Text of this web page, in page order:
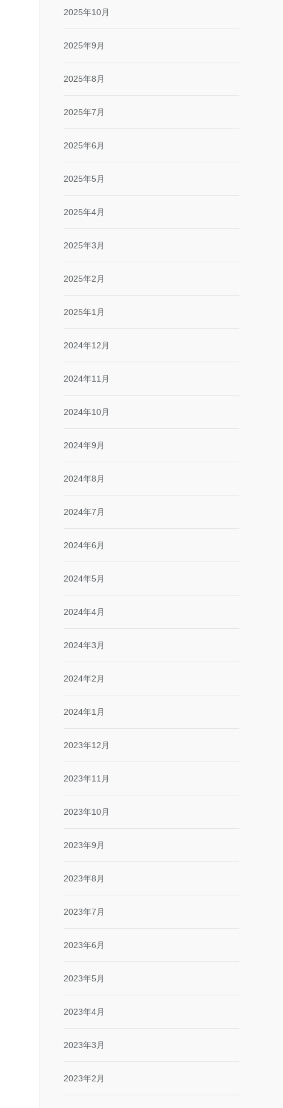
2025年10月
2025年9月
2025年8月
2025年7月
2025年6月
2025年5月
2025年4月
2025年3月
2025年2月
2025年1月
2024年12月
2024年11月
2024年10月
2024年9月
2024年8月
2024年7月
2024年6月
2024年5月
2024年4月
2024年3月
2024年2月
2024年1月
2023年12月
2023年11月
2023年10月
2023年9月
2023年8月
2023年7月
2023年6月
2023年5月
2023年4月
2023年3月
2023年2月